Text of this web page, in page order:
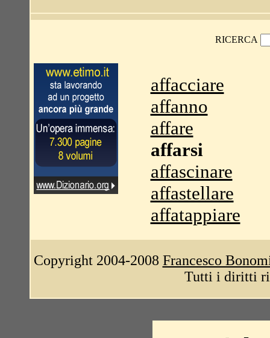
RICERCA
affacciare
affanno
affare
affarsi
affascinare
affastellare
affatappiare
Copyright 2004-2008 Francesco
Tutti i diritti